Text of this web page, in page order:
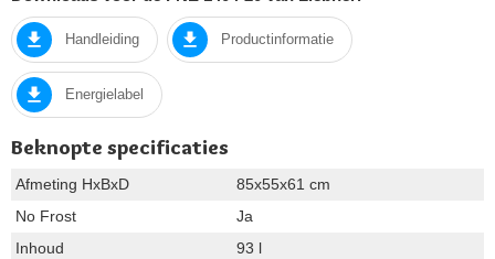
Handleiding Productinformatie
Energielabel
Beknopte specificaties
Afmeting HxBxD
85x55x61 cm
No Frost
Ja
Inhoud
93 l